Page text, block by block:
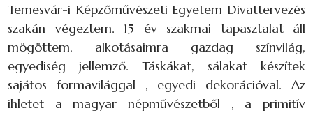
Temesvár-i Képzőművészeti Egyetem Divattervezés
szakán végeztem. 15 év szakmai tapasztalat áll
mögöttem, alkotásaimra gazdag színvilág,
egyediség jellemző. Táskákat, sálakat készítek
sajátos formavilággal , egyedi dekorációval. Az
ihletet a magyar népművészetből , a primitív